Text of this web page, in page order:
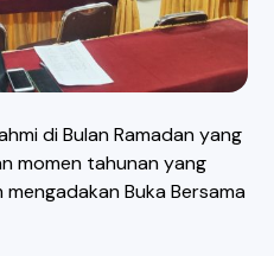
di Bulan Ramadan yang
momen tahunan yang
Buka Bersama